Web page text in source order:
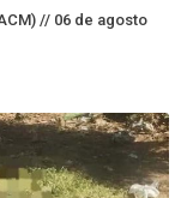
// 06 de agosto